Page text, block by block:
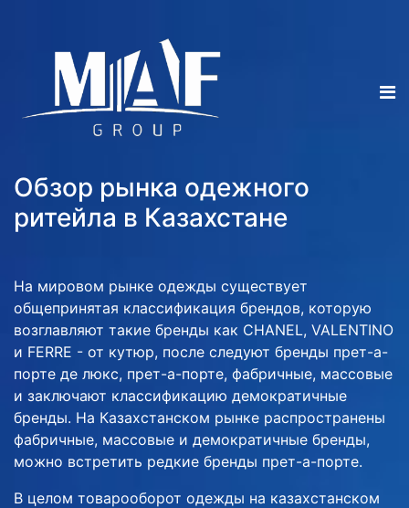
Обзор рынка одежного
ритейла в Казахстане
На мировом рынке одежды существует
общепринятая классификация брендов, которую
возглавляют такие бренды как CHANEL, VALENTINO
и FERRE - от кутюр, после следуют бренды прет-а-
порте де люкс, прет-а-порте, фабричные, массовые
и заключают классификацию демократичные
бренды. На Казахстанском рынке распространены
фабричные, массовые и демократичные бренды,
можно встретить редкие бренды прет-а-порте.
В целом товарооборот одежды на казахстанском